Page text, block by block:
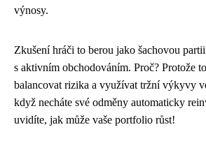
výnosy.
Zkušení hráči to berou jako šachovou
s aktivním obchodováním. Proč? Protože
balancovat rizika a využívat tržní výkyvy
když necháte své odměny automaticky
uvidíte, jak může vaše portfolio růst!